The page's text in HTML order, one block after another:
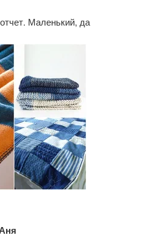
Маленький, да